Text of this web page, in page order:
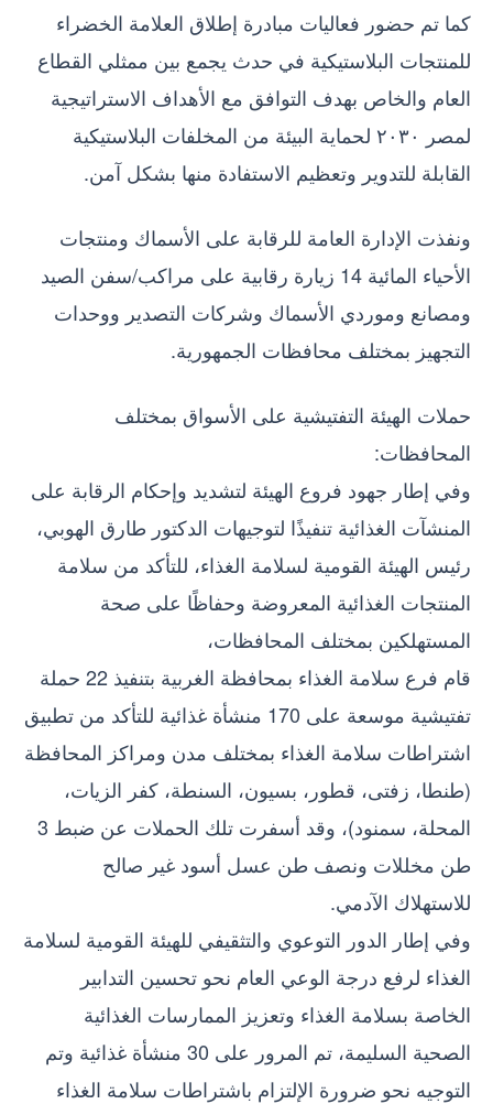
كما تم حضور فعاليات مبادرة إطلاق العلامة الخضراء
للمنتجات البلاستيكية في حدث يجمع بين ممثلي القطاع
العام والخاص بهدف التوافق مع الأهداف الاستراتيجية
لمصر ٢٠٣٠ لحماية البيئة من المخلفات البلاستيكية
القابلة للتدوير وتعظيم الاستفادة منها بشكل آمن.
ونفذت الإدارة العامة للرقابة على الأسماك ومنتجات
الأحياء المائية 14 زيارة رقابية على مراكب/سفن الصيد
ومصانع وموردي الأسماك وشركات التصدير ووحدات
التجهيز بمختلف محافظات الجمهورية.
حملات الهيئة التفتيشية على الأسواق بمختلف
المحافظات:
وفي إطار جهود فروع الهيئة لتشديد وإحكام الرقابة على
المنشآت الغذائية تنفيذًا لتوجيهات الدكتور طارق الهوبي،
رئيس الهيئة القومية لسلامة الغذاء، للتأكد من سلامة
المنتجات الغذائية المعروضة وحفاظًا على صحة
المستهلكين بمختلف المحافظات،
قام فرع سلامة الغذاء بمحافظة الغربية بتنفيذ 22 حملة
تفتيشية موسعة على 170 منشأة غذائية للتأكد من تطبيق
اشتراطات سلامة الغذاء بمختلف مدن ومراكز المحافظة
(طنطا، زفتى، قطور، بسيون، السنطة، كفر الزيات،
المحلة، سمنود)، وقد أسفرت تلك الحملات عن ضبط 3
طن مخللات ونصف طن عسل أسود غير صالح
للاستهلاك الآدمي.
وفي إطار الدور التوعوي والتثقيفي للهيئة القومية لسلامة
الغذاء لرفع درجة الوعي العام نحو تحسين التدابير
الخاصة بسلامة الغذاء وتعزيز الممارسات الغذائية
الصحية السليمة، تم المرور على 30 منشأة غذائية وتم
التوجيه نحو ضرورة الإلتزام باشتراطات سلامة الغذاء